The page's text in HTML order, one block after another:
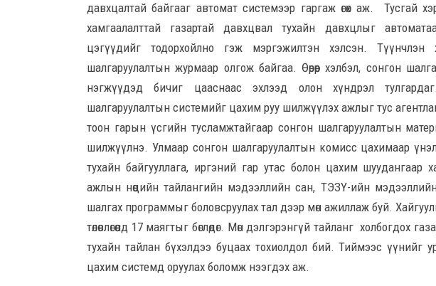
давхцалтай байгааг автомат системээр гаргаж өгөх аж. Тусгай
хамгаалалттай газартай давхцвал тухайн давхцлыг
цэгүүдийг тодорхойлно гэж мэргэжилтэн хэлсэн. Түүнчлэн
шалгаруулалтын журмаар олгож байгаа. Өөрөөр хэлбэл, сонгон
нэгжүүдэд бичиг цааснаас эхлээд олон хүндрэл
шалгаруулалтын системийг цахим руу шилжүүлэх ажлыг тус
тоон гарын үсгийн тусламжтайгаар сонгон шалгаруулалтын
шилжүүлнэ. Улмаар сонгон шалгаруулалтын комисс цахимаар
тухайн байгууллага, иргэний гар утас болон цахим шуудангаар
ажлын нөөцийн тайлангийн мэдээллийн сан, ТЭЗҮ-ийн
шалгах программыг боловсруулах тал дээр мөн ажиллаж буй.
төлөвлөгөөнд 17 маягтыг бөглөдөг. Мөн дэлгэрэнгүй тайланг
тухайн тайлан бүхэлдээ буцаах тохиолдол бий. Тиймээс үүнийг
цахим системд оруулах боломж нээгдэх аж.